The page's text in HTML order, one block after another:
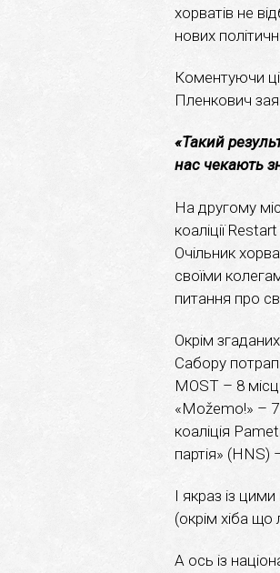
хорватів не
нових
Коментуючи ці
Пленкович
«Такий
нас чекають
На другому
коаліції
Очільник
своїми
питання про
Окрім
Сабору
MOST – 8
«Možemo!» – 7
коаліція
партія» (HNS)
І якраз із
(окрім хіба що
А ось із